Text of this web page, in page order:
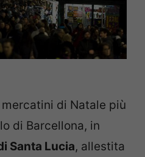
mercatini di Natale più
di Barcellona, in
Santa Lucia, allestita